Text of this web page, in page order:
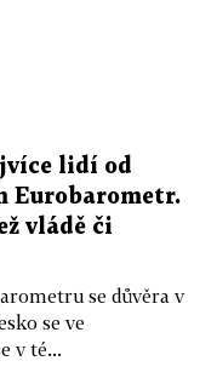
lidí od
Eurobarometr.
vládě či
se důvěra v
se ve
v té...